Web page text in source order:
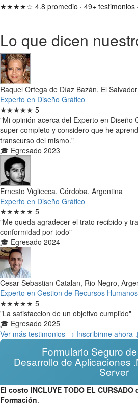
★★★★☆ 4.8 promedio · 49+ testimonios ·
Lo que dicen
Raquel Ortega de Díaz Bazán, El Salvador
Experto en Diseño Gráfico
★★★★★ 5
"Mi opinión acerca del Experto en Diseño
super completo y considero que he
transcurso del mismo."
🎓 Egresado 2023
Ernesto Vigliecca, Córdoba, Argentina
Experto en Diseño Gráfico
★★★★★ 5
"Me queda agradecer el trato recibido y
conformidad por todo"
🎓 Egresado 2024
Cesar Sebastian Catalan, Rio Negro,
Experto en Gestion de Recursos Humanos
★★★★★ 5
"La satisfaccion de un objetivo cumplido"
🎓 Egresado 2025
Ver más testimonios → Inscribirme ahora ↓
Formulario Seguro
Desarrollo de Aplicaciones
Server
El costo INCLUYE TODO EL
Formación.